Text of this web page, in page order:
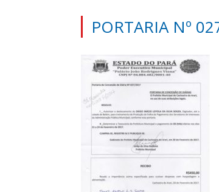
PORTARIA Nº